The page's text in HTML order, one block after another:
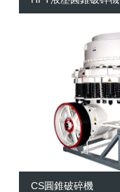
CS圓錐破碎機